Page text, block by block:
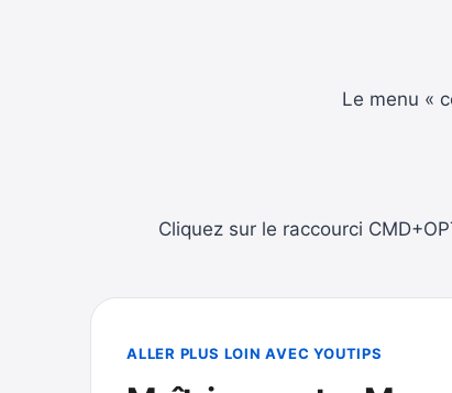
Le menu «
Cliquez sur le raccourci
ALLER PLUS LOIN AVEC YOUTIPS